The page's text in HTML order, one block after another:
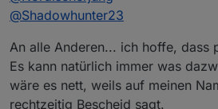
@Shadowhunter23
An alle Anderen... ich hoffe, dass
Es kann natürlich immer was
wäre es nett, weils auf meinen
rechtzeitig Bescheid sagt.